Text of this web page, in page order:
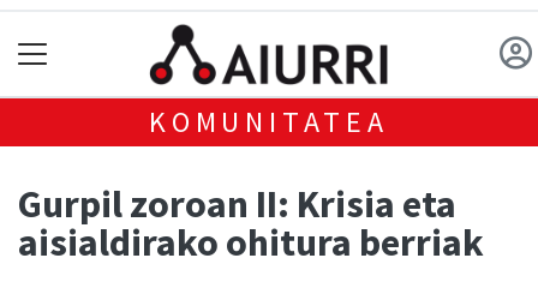
KOMUNITATEA
Gurpil zoroan II: Krisia eta
aisialdirako ohitura berriak